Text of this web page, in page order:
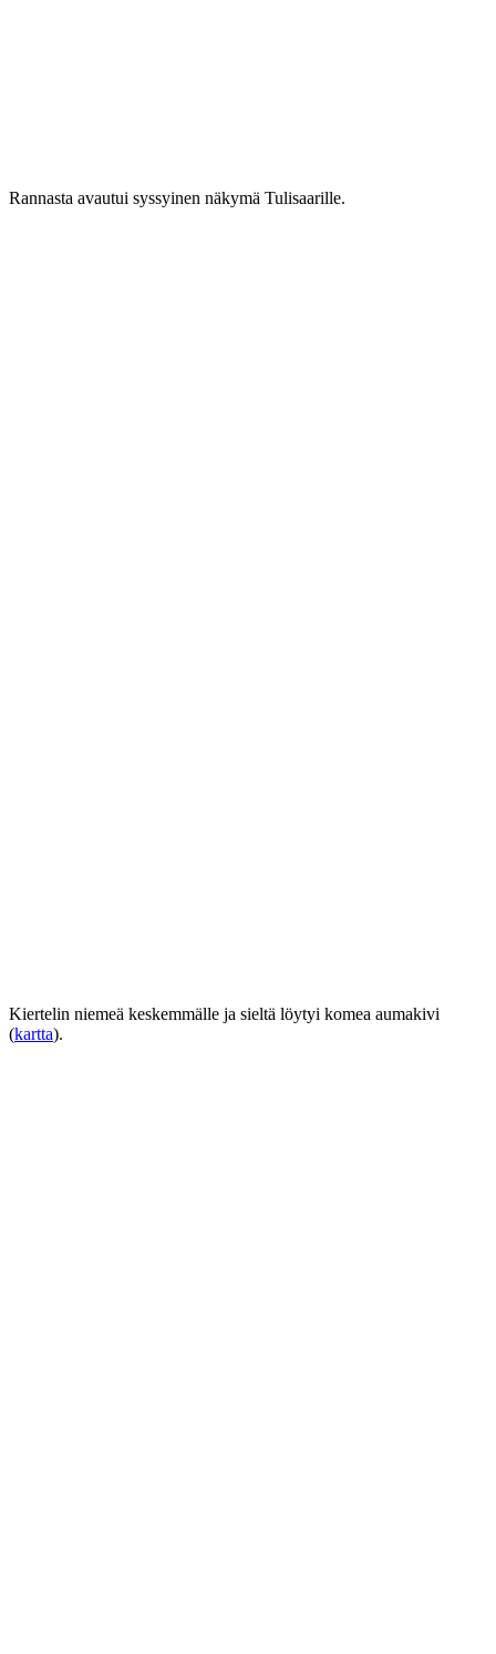
Rannasta avautui syssyinen näkymä Tulisaarille.
Kiertelin niemeä keskemmälle ja sieltä löytyi komea aumakivi
(kartta).